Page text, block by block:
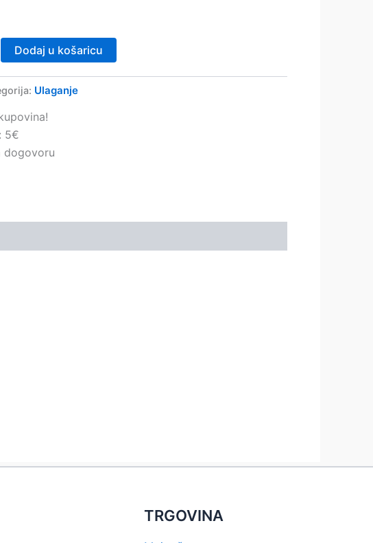
Dodaj u košaricu
Ulaganje
5€
dogovoru
TRGOVINA